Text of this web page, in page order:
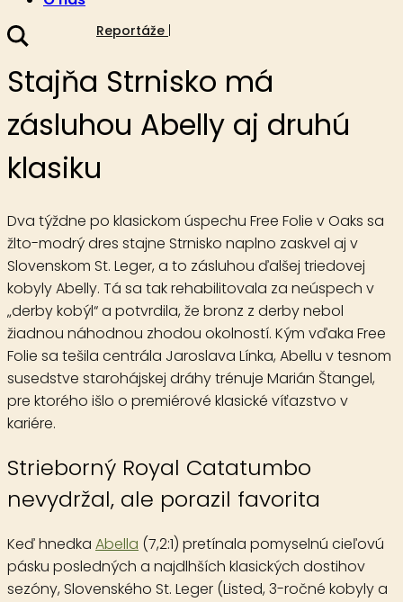
Reportáže
Stajňa Strnisko má
zásluhou Abelly aj druhú
klasiku
Dva týždne po klasickom úspechu Free Folie v Oaks sa
žlto-modrý dres stajne Strnisko naplno zaskvel aj v
Slovenskom St. Leger, a to zásluhou ďalšej triedovej
kobyly Abelly. Tá sa tak rehabilitovala za neúspech v
„derby kobýl“ a potvrdila, že bronz z derby nebol
žiadnou náhodnou zhodou okolností. Kým vďaka Free
Folie sa tešila centrála Jaroslava Línka, Abellu v tesnom
susedstve starohájskej dráhy trénuje Marián Štangel,
pre ktorého išlo o premiérové klasické víťazstvo v
kariére.
Strieborný Royal Catatumbo
nevydržal, ale porazil favorita
Keď hnedka Abella (7,2:1) pretínala pomyselnú cieľovú
pásku posledných a najdlhších klasických dostihov
sezóny,Slovenského St. Leger (Listed, 3-ročné kobyly a